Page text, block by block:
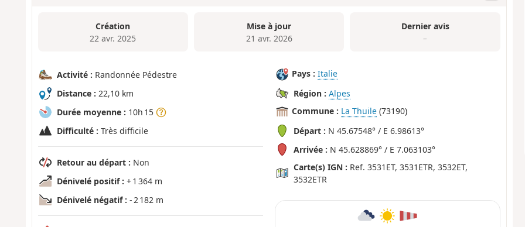
Création
22 avr. 2025
Mise à jour
21 avr. 2026
Dernier avis
–
Activité : Randonnée Pédestre
Distance : 22,10 km
Durée moyenne : 10h 15
Difficulté : Très difficile
Retour au départ : Non
Dénivelé positif : + 1 364 m
Dénivelé négatif : - 2 182 m
Pays : Italie
Région : Alpes
Commune : La Thuile (73190)
Départ : N 45.67548° / E 6.98613°
Arrivée : N 45.628869° / E 7.063103°
Carte(s) IGN : Ref. 3531ET, 3531ETR, 3532ET,
3532ETR